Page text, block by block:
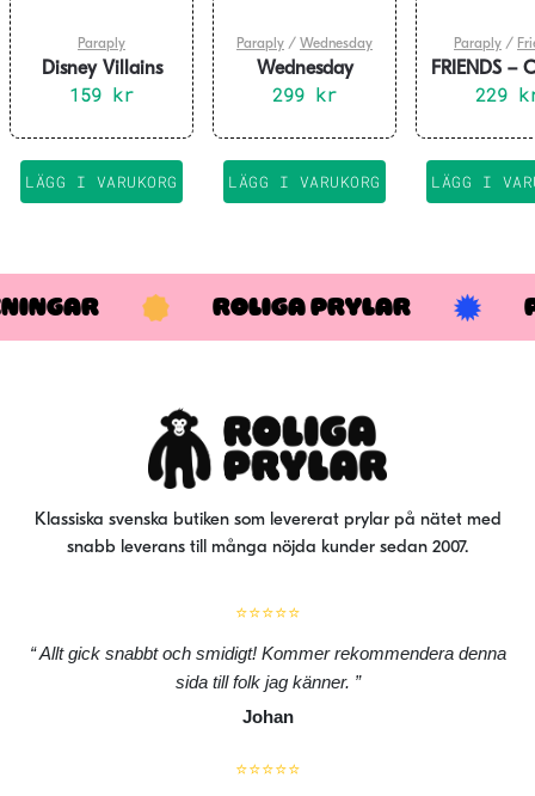
Paraply
Disney Villains
Maleficent Paraply
159 kr
LÄGG I VARUKORG
Paraply / Wednesday
Wednesday
Paraply –
Cello
299 kr
LÄGG I VARUKORG
Paraply /
FRIENDS –
Perk –
229
LÄGG I
ROLIGA PRYLAR
Klassiska svenska butiken som levererat prylar på nätet med
snabb leverans till många nöjda kunder sedan 2007.
⭐⭐⭐⭐⭐
Allt gick snabbt och smidigt! Kommer rekommendera denna
sida till folk jag känner.
Johan
⭐⭐⭐⭐⭐